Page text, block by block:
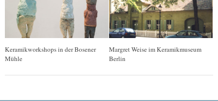
Keramikworkshops in der Bosener
Mühle
Margret Weise im Keramikmuseum
Berlin